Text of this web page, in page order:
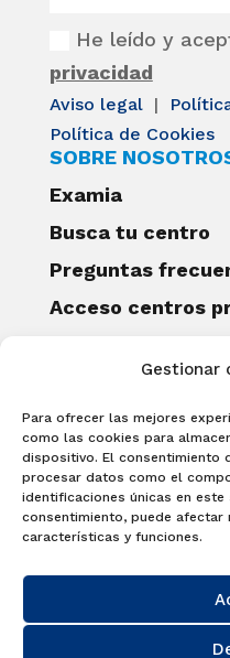
Gestionar
Para ofrecer las mejores
como las cookies para
dispositivo. El consentimiento
procesar datos como el
identificaciones únicas en
consentimiento, puede afectar
características y funciones.
He leído y
privacidad
Aviso legal |
Política de Cookies
SOBRE
Examia
Busca tu centro
Preguntas
Acceso centros
Becas Examia
Contacto
CERTIFICACIONES
Linguaskill
Cambridge
EXAMÍNATE
Matricúlate con